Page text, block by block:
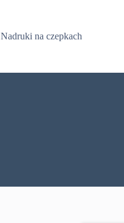
Nadruki na czepkach